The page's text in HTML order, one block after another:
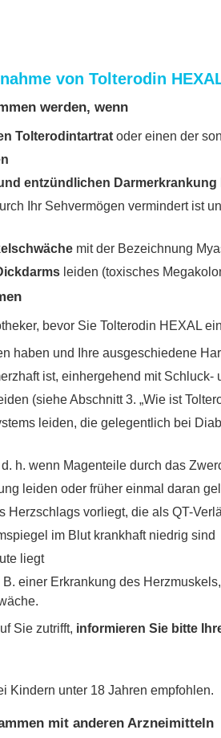
von Tolterodin
werden, wenn
Tolterodintartrat oder einen der
entzündlichen Darmerkrankung
Ihr Sehvermögen vermindert ist
mit der Bezeichnung
leiden (toxisches
bevor Sie Tolterodin HEXAL
haben und Ihre ausgeschiedene
ist, einhergehend mit
(siehe Abschnitt 3. „Wie ist
leiden, die gelegentlich bei
h. wenn Magenteile durch das
leiden oder früher einmal daran
Herzschlags vorliegt, die als QT-
im Blut krankhaft niedrig sind
liegt
einer Erkrankung des
Sie zutrifft, informieren Sie bitte
Kindern unter 18 Jahren empfohlen.
mit anderen Arzneimitteln